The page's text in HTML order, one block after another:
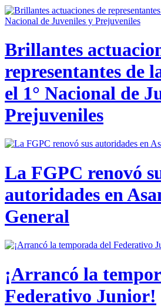
Brillantes
representantes de
el 1° Nacional de
Prejuveniles
La FGPC renovó
autoridades en
General
¡Arrancó la
Federativo Junior!